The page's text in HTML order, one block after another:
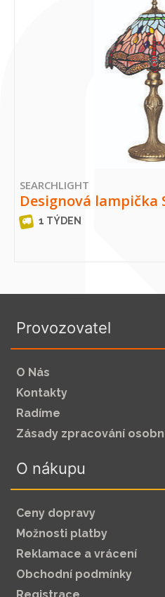
SEARCHLIGHT
Designová lampička
1 TÝDEN
Provozovatel
O Nás
Kontakty
Radíme
Zásady zpracování
O nákupu
Ceny dopravy
Možnosti platby
Reklamace a vrácení
Obchodní podmínky